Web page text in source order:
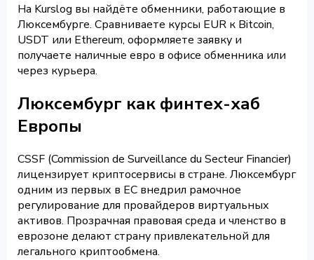
На Kurslog вы найдёте обменники, работающие в
Люксембурге. Сравниваете курсы EUR к Bitcoin,
USDT или Ethereum, оформляете заявку и
получаете наличные евро в офисе обменника или
через курьера.
Люксембург как финтех-хаб
Европы
CSSF (Commission de Surveillance du Secteur Financier)
лицензирует криптосервисы в стране. Люксембург
одним из первых в ЕС внедрил рамочное
регулирование для провайдеров виртуальных
активов. Прозрачная правовая среда и членство в
еврозоне делают страну привлекательной для
легального криптообмена.